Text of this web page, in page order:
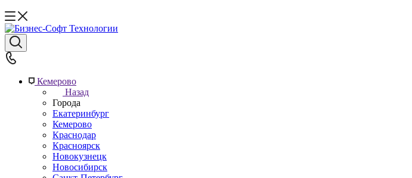
Кемерово
Назад
Города
Екатеринбург
Кемерово
Краснодар
Красноярск
Новокузнецк
Новосибирск